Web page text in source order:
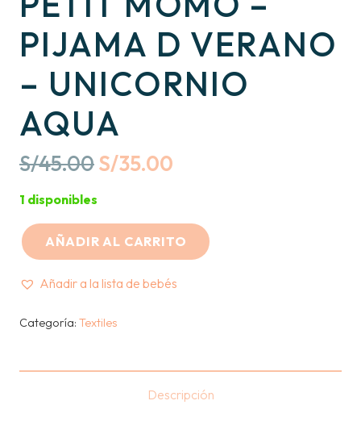
PIJAMA D VERANO
– UNICORNIO
AQUA
S/45.00Original
S/45.00.
S/35.00
S/35.00.
1 disponibles
PETIT
PIJAMA
AÑADIR AL CARRITO
Añadir a la lista de bebés
Categoría: Textiles
Descripción